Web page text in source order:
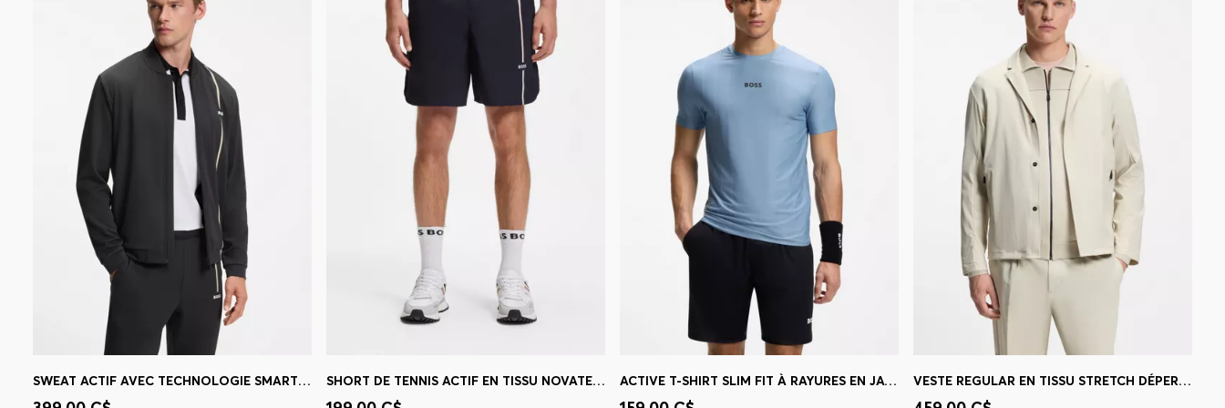
Achat rapide
SWEAT ACTIF AVEC TECHNOLOGIE SMART TEMP
Achat rapide
SHORT DE TENNIS ACTIF EN TISSU NOVATEUR NOVA
Achat rapide
ACTIVE T-SHIRT SLIM FIT À RAYURES EN JACQUARD AVEC LOGO IMPRIMÉ
Achat rapide
VESTE REGULAR EN TISSU STRETCH DÉPERLANT